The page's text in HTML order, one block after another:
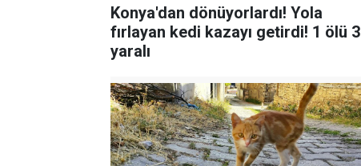
Konya'dan dönüyorlardı! Yola
fırlayan kedi kazayı getirdi! 1 ölü 3
yaralı